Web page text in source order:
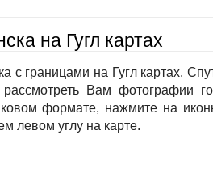
на Гугл картах
с границами на Гугл картах.
Вам фотографии
формате, нажмите на
левом углу на карте.